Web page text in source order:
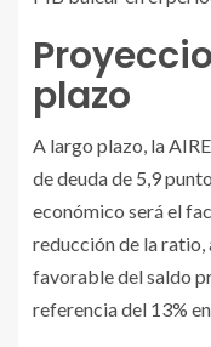
plazo
A largo plazo, la
de deuda de 5,9
económico será el
reducción de la
favorable del saldo
referencia del 13%